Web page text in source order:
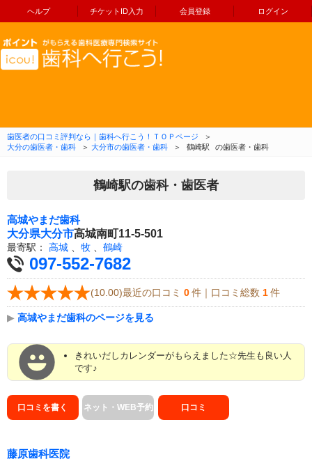
ヘルプ チケットID入力 会員登録 ログイン
コンテンツへ移動
歯医者の口コミ評判なら｜歯科へ行こう！ＴＯＰページ
＞
大分の歯医者・歯科
＞ 大分市の歯医者・歯科 ＞ 鶴崎駅 の歯医者・歯科
鶴崎駅の歯科・歯医者
高城やまだ歯科
大分県大分市高城南町11-5-501
最寄駅： 高城 牧 鶴崎
097-552-7682
(10.00)最近の口コミ 0 件｜口コミ総数 1 件
▶ 高城やまだ歯科のページを見る
きれいだしカレンダーがもらえました☆先生も良い人
です♪
口コミを書く ネット・WEB予約 口コミ
藤原歯科医院